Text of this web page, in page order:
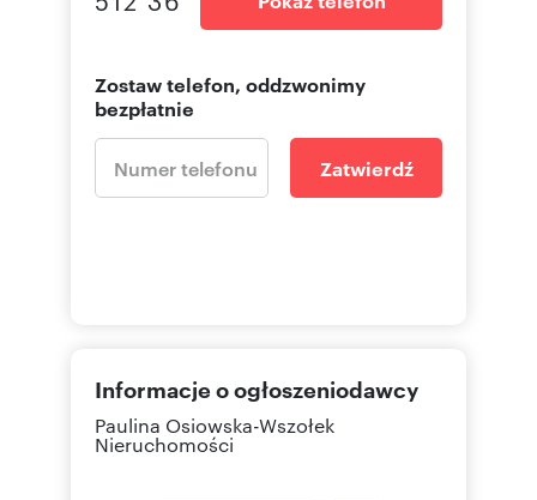
Zostaw telefon, oddzwonimy
bezpłatnie
Zatwierdź
Informacje o ogłoszeniodawcy
Paulina Osiowska-Wszołek
Nieruchomości